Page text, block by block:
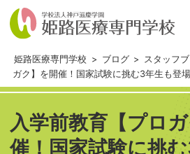
姫路医療専門学校 > ブログ > スタッフ
ガク】を開催！国家試験に挑む3年生も登場
入学前教育【プロ
催！国家試験に挑